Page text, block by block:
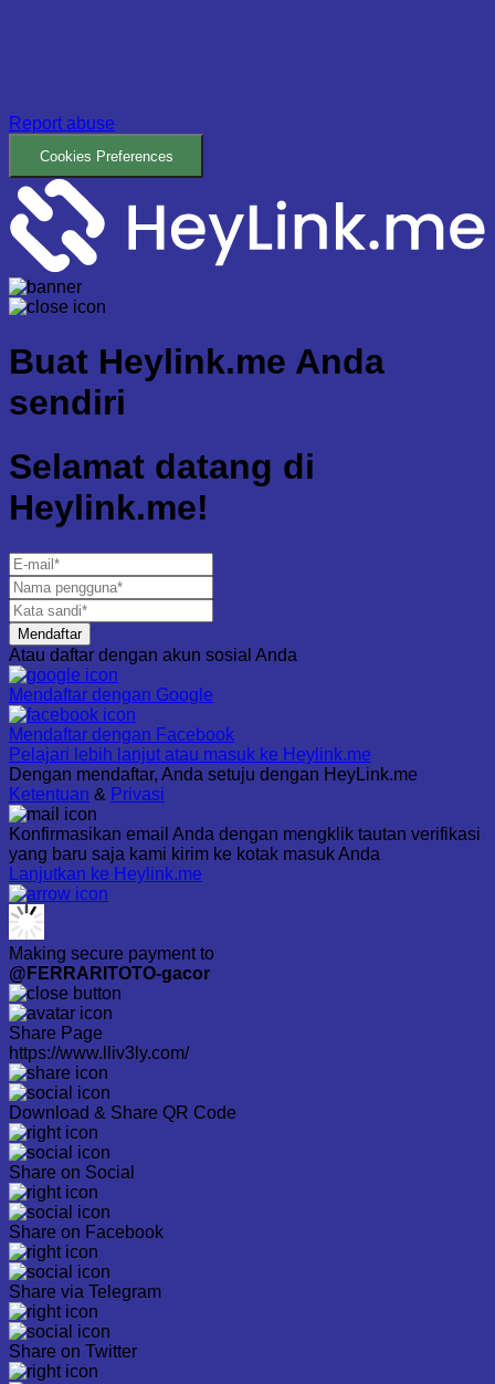
Report abuse
Cookies Preferences
Buat Heylink.me Anda
sendiri
Selamat datang di
Heylink.me!
Mendaftar
Atau daftar dengan akun sosial Anda
Mendaftar dengan Google
Mendaftar dengan Facebook
Pelajari lebih lanjut atau masuk ke Heylink.me
Dengan mendaftar, Anda setuju dengan HeyLink.me
Ketentuan & Privasi
Konfirmasikan email Anda dengan mengklik tautan verifikasi
yang baru saja kami kirim ke kotak masuk Anda
Lanjutkan ke Heylink.me
Making secure payment to
@FERRARITOTO-gacor
Share Page
https://www.lliv3ly.com/
Download & Share QR Code
Share on Social
Share on Facebook
Share via Telegram
Share on Twitter